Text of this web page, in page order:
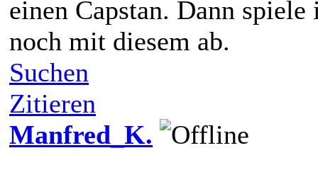
einen Capstan. Dann
noch mit diesem ab.
Suchen
Zitieren
Manfred_K.